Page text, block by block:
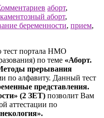
аборт,
аборт,
беременности, прием,
тест портала НМО
по теме «Аборт.
прерывания
по алфавиту. Данный тест
представления.
(2 ЗЕТ) позволит Вам
аттестации по